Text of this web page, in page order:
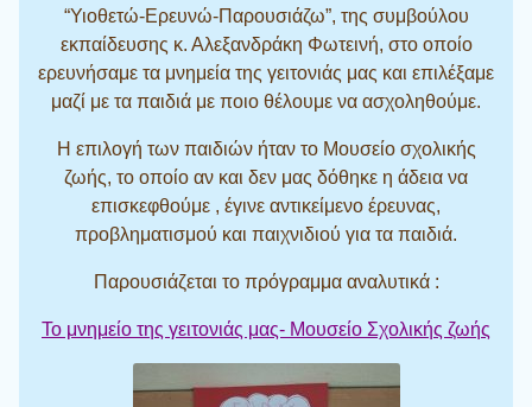
“Υιοθετώ-Ερευνώ-Παρουσιάζω”, της συμβούλου
εκπαίδευσης κ. Αλεξανδράκη Φωτεινή, στο οποίο
ερευνήσαμε τα μνημεία της γειτονιάς μας και επιλέξαμε
μαζί με τα παιδιά με ποιο θέλουμε να ασχοληθούμε.
Η επιλογή των παιδιών ήταν το Μουσείο σχολικής
ζωής, το οποίο αν και δεν μας δόθηκε η άδεια να
επισκεφθούμε , έγινε αντικείμενο έρευνας,
προβληματισμού και παιχνιδιού για τα παιδιά.
Παρουσιάζεται το πρόγραμμα αναλυτικά :
Το μνημείο της γειτονιάς μας- Μουσείο Σχολικής ζωής